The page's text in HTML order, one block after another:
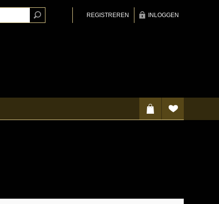
REGISTREREN INLOGGEN